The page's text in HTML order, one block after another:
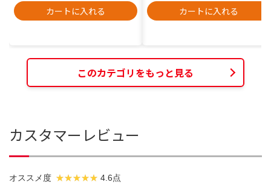
カートに入れる カートに入れる
このカテゴリをもっと見る
カスタマーレビュー
オススメ度 4.6点